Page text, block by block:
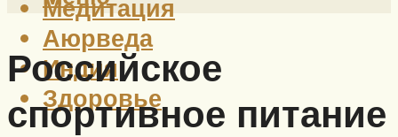
Медитация
Аюрведа
Индия
Здоровье
Российское
спортивное питание